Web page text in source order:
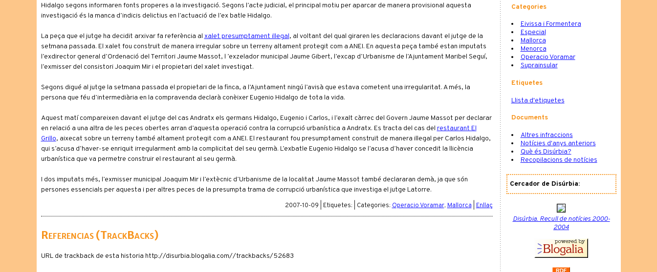
Hidalgo segons informaren fonts properes a la investigació. Segons l’acte judicial, el principal motiu per aparcar de manera provisional aquesta
investigació és la manca d’indicis delictius en l’actuació de l’ex batle Hidalgo.
La peça que el jutge ha decidit arxivar fa referència al xalet presumptament il·legal, al voltant del qual giraren les declaracions davant el jutge de la
setmana passada. El xalet fou construït de manera irregular sobre un terreny altament protegit com a ANEI. En aquesta peça també estan imputats
l’exdirector general d’Ordenació del Territori Jaume Massot, l ’exzelador municipal Jaume Gibert, l’excap d’Urbanisme de l’Ajuntament Maribel Seguí,
l’exmisser del consistori Joaquim Mir i el propietari del xalet investigat.
Segons digué al jutge la setmana passada el propietari de la finca, a l’Ajuntament ningú l’avisà que estava cometent una irregularitat. A més, la
persona que féu d’intermediària en la compravenda declarà conèixer Eugenio Hidalgo de tota la vida.
Aquest matí compareixen davant el jutge del cas Andratx els germans Hidalgo, Eugenio i Carlos, i l’exalt càrrec del Govern Jaume Massot per declarar
en relació a una altra de les peces obertes arran d’aquesta operació contra la corrupció urbanística a Andratx. Es tracta del cas del restaurant El
Grillo, aixecat sobre un terreny també altament protegit com a ANEI. El restaurant fou presumptament construït de manera il·legal per Carlos Hidalgo,
qui s’acusa d’haver-se enriquit irregularment amb la complicitat del seu germà. L’exbatle Eugenio Hidalgo se l’acusa d’haver concedit la llicència
urbanística que va permetre construir el restaurant al seu germà.
I dos imputats més, l’exmisser municipal Joaquim Mir i l’extècnic d’Urbanisme de la localitat Jaume Massot també declararan demà, ja que són
persones essencials per aquesta i per altres peces de la presumpta trama de corrupció urbanística que investiga el jutge Latorre.
2007-10-09 | Etiquetes: | Categories: Operacio Voramar, Mallorca Enllaç
Referencias (TrackBacks)
URL de trackback de esta historia http://disurbia.blogalia.com//trackbacks/52683
Categories
Eivissa i Formentera
Especial
Mallorca
Menorca
Operacio Voramar
Suprainsular
Etiquetes
Llista d'etiquetes
Documents
Altres infraccions
Notícies d'anys anteriors
Què és Disúrbia?
Recopilacions de notícies
Cercador de Disúrbia:
Disúrbia. Recull de notícies 2000-
2004